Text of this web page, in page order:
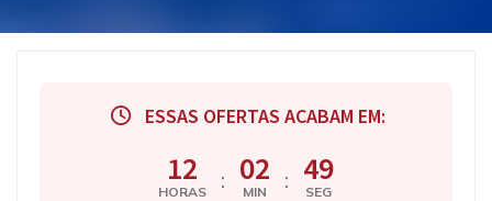
ESSAS OFERTAS ACABAM EM:
12
HORAS : 02
MIN : 48
SEG